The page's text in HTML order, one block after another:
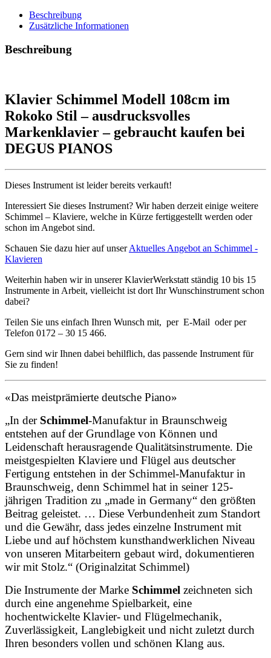
Beschreibung
Zusätzliche Informationen
Beschreibung
Klavier Schimmel Modell 108cm im
Rokoko Stil – ausdrucksvolles
Markenklavier – gebraucht kaufen bei
DEGUS PIANOS
Dieses Instrument ist leider bereits verkauft!
Interessiert Sie dieses Instrument? Wir haben derzeit einige weitere
Schimmel – Klaviere, welche in Kürze fertiggestellt werden oder
schon im Angebot sind.
Schauen Sie dazu hier auf unserAktuelles Angebot an Schimmel -
Klavieren
Weiterhin haben wir in unserer KlavierWerkstatt ständig 10 bis 15
Instrumente in Arbeit, vielleicht ist dort Ihr Wunschinstrument schon
dabei?
Teilen Sie uns einfach Ihren Wunsch mit, per E-Mail oder per
Telefon 0172 – 30 15 466.
Gern sind wir Ihnen dabei behilflich, das passende Instrument für
Sie zu finden!
«Das meistprämierte deutsche Piano»
„In der Schimmel-Manufaktur in Braunschweig
entstehen auf der Grundlage von Können und
Leidenschaft herausragende Qualitätsinstrumente. Die
meistgespielten Klaviere und Flügel aus deutscher
Fertigung entstehen in der Schimmel-Manufaktur in
Braunschweig, denn Schimmel hat in seiner 125-
jährigen Tradition zu „made in Germany“ den größten
Beitrag geleistet. … Diese Verbundenheit zum Standort
und die Gewähr, dass jedes einzelne Instrument mit
Liebe und auf höchstem kunsthandwerklichen Niveau
von unseren Mitarbeitern gebaut wird, dokumentieren
wir mit Stolz.“ (Originalzitat Schimmel)
Die Instrumente der Marke Schimmel zeichneten sich
durch eine angenehme Spielbarkeit, eine
hochentwickelte Klavier- und Flügelmechanik,
Zuverlässigkeit, Langlebigkeit und nicht zuletzt durch
Ihren besonders vollen und schönen Klang aus.